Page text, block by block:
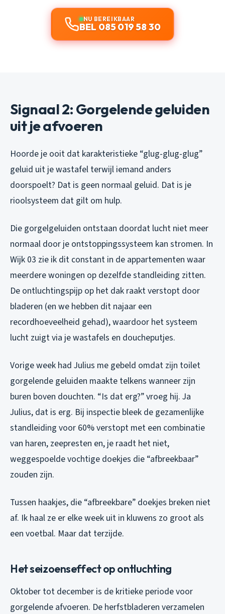
NU BEREIKBAAR
BEL 085 019 58 30
Signaal 2: Gorgelende geluiden
uit je afvoeren
Hoorde je ooit dat karakteristieke “glug-glug-glug”
geluid uit je wastafel terwijl iemand anders
doorspoelt? Dat is geen normaal geluid. Dat is je
rioolsysteem dat gilt om hulp.
Die gorgelgeluiden ontstaan doordat lucht niet meer
normaal door je ontstoppingssysteem kan stromen. In
Wijk 03 zie ik dit constant in de appartementen waar
meerdere woningen op dezelfde standleiding zitten.
De ontluchtingspijp op het dak raakt verstopt door
bladeren (en we hebben dit najaar een
recordhoeveelheid gehad), waardoor het systeem
lucht zuigt via je wastafels en doucheputjes.
Vorige week had Julius me gebeld omdat zijn toilet
gorgelende geluiden maakte telkens wanneer zijn
buren boven douchten. “Is dat erg?” vroeg hij. Ja
Julius, dat is erg. Bij inspectie bleek de gezamenlijke
standleiding voor 60% verstopt met een combinatie
van haren, zeepresten en, je raadt het niet,
weggespoelde vochtige doekjes die “afbreekbaar”
zouden zijn.
Tussen haakjes, die “afbreekbare” doekjes breken niet
af. Ik haal ze er elke week uit in kluwens zo groot als
een voetbal. Maar dat terzijde.
Het seizoenseffect op ontluchting
Oktober tot december is de kritieke periode voor
gorgelende afvoeren. De herfstbladeren verzamelen